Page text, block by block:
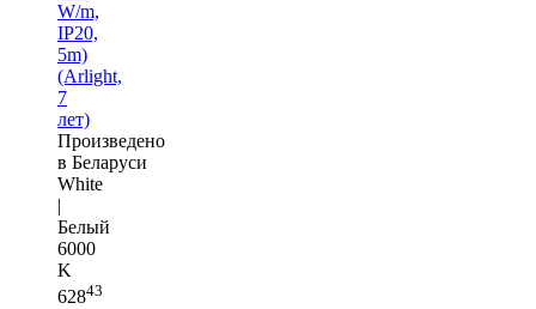
W/m,
IP20,
5m)
(Arlight,
7
лет)
Произведено
в Беларуси
White
|
Белый
6000
K
62843